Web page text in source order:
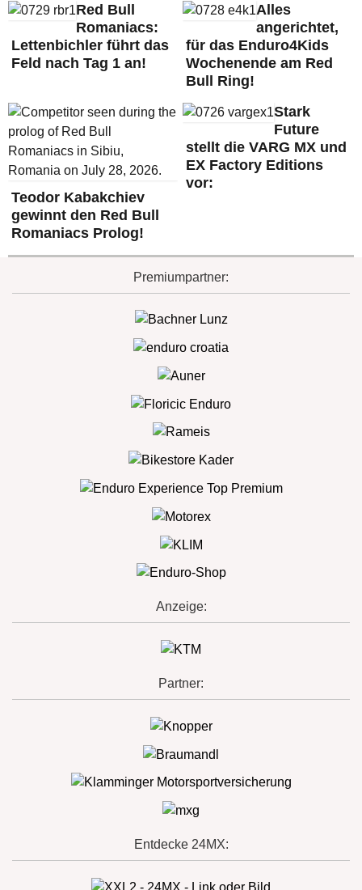
Red Bull
Romaniacs:
Lettenbichler führt das
Feld nach Tag 1 an!
Alles
angerichtet,
für das Enduro4Kids
Wochenende am Red
Bull Ring!
Teodor Kabakchiev
gewinnt den Red Bull
Romaniacs Prolog!
Stark
Future
stellt die VARG MX und
EX Factory Editions
vor:
Premiumpartner:
Anzeige:
Partner:
Entdecke 24MX: